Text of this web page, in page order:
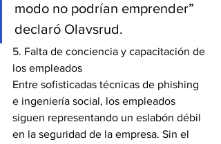
modo no podrían emprender”
declaró Olavsrud.
5. Falta de conciencia y capacitación de
los empleados
Entre sofisticadas técnicas de phishing
e ingeniería social, los empleados
siguen representando un eslabón débil
en la seguridad de la empresa. Sin el